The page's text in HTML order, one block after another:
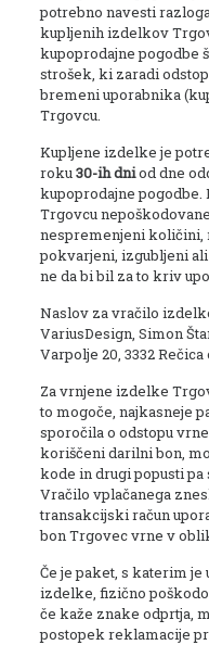
potrebno navesti
kupljenih izdelkov
kupoprodajne pogodbe
strošek, ki zaradi
bremeni uporabnika
Trgovcu.
Kupljene izdelke je
roku30-ih dniod dne
kupoprodajne
Trgovcu
nespremenjeni količini,
pokvarjeni, izgubljeni
ne da bi bil za to kriv
Naslov za vračilo
VariusDesign, Simon
Varpolje 20, 3332
Za vrnjene izdelke
to mogoče, najkasneje
sporočila o odstopu
koriščeni darilni bon,
kode in drugi popusti pa
Vračilo vplačanega
transakcijski račun
bon Trgovec vrne v
Če je paket, s katerim
izdelke, fizično
če kaže znake odprtja,
postopek reklamacije